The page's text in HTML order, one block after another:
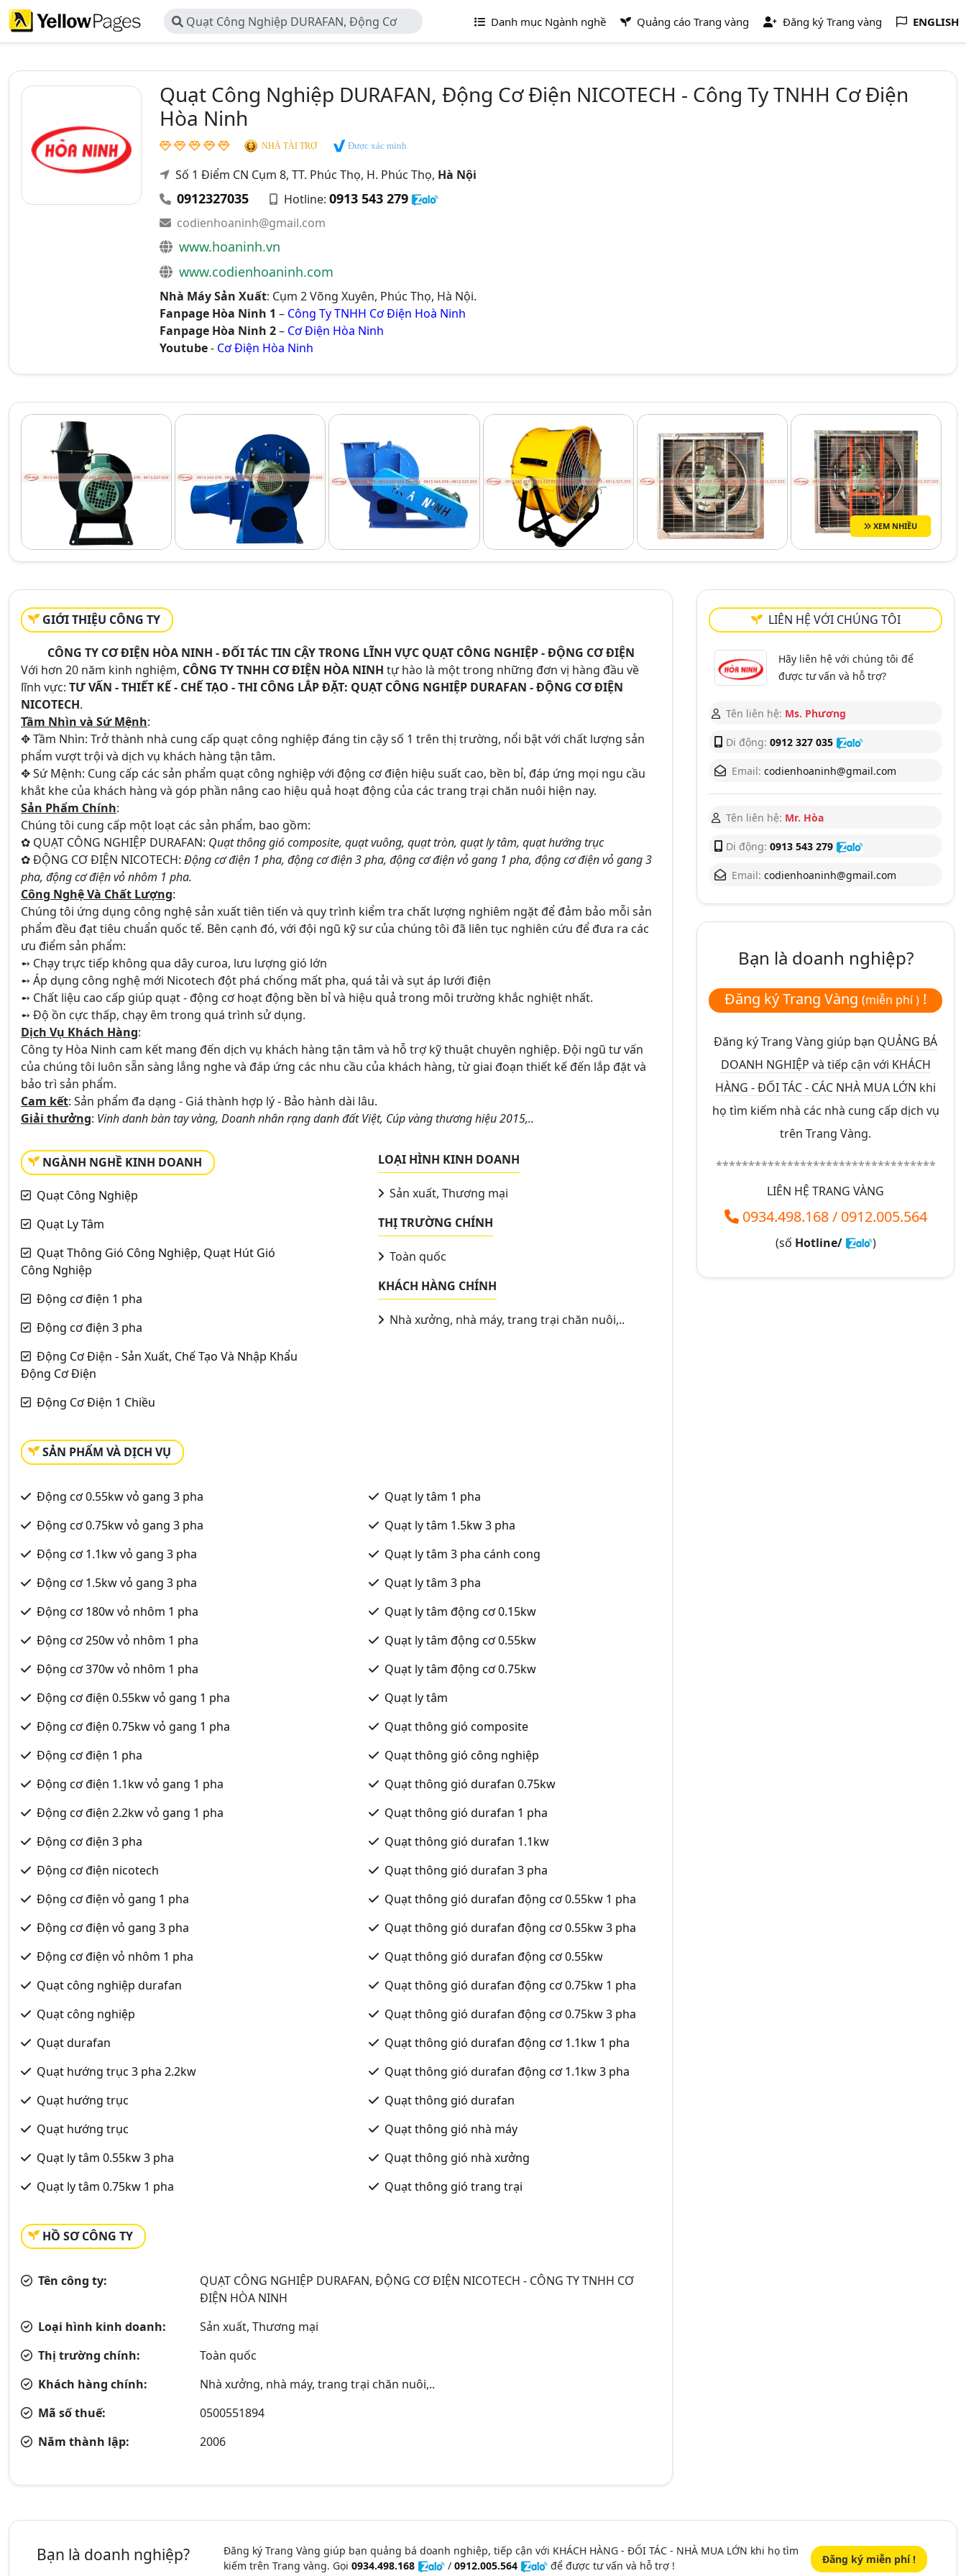
Quạt Công Nghiệp DURAFAN, Động Cơ
Điện NICOTECH - Công Ty TNHH Cơ Điện Hòa
Danh mục Ngành nghề Quảng cáo Trang vàng Đăng ký Trang vàng ENGLISH
Quạt Công Nghiệp DURAFAN, Động Cơ Điện NICOTECH - Công Ty TNHH Cơ Điện
Hòa Ninh
NHÀ TÀI TRỢ Được xác minh
Số 1 Điểm CN Cụm 8, TT. Phúc Thọ, H. Phúc Thọ, Hà Nội
0912327035 Hotline: 0913 543 279
codienhoaninh@gmail.com
www.hoaninh.vn
www.codienhoaninh.com
Nhà Máy Sản Xuất: Cụm 2 Võng Xuyên, Phúc Thọ, Hà Nội.
Fanpage Hòa Ninh 1 – Công Ty TNHH Cơ Điện Hoà Ninh
Fanpage Hòa Ninh 2– Cơ Điện Hòa Ninh
Youtube- Cơ Điện Hòa Ninh
XEM NHIỀU
GIỚI THIỆU CÔNG TY
CÔNG TY CƠ ĐIỆN HÒA NINH - ĐỐI TÁC TIN CẬY TRONG LĨNH VỰC QUẠT CÔNG NGHIỆP - ĐỘNG CƠ ĐIỆN
Với hơn 20 năm kinh nghiệm, CÔNG TY TNHH CƠ ĐIỆN HÒA NINH tự hào là một trong những đơn vị hàng đầu về
lĩnh vực: TƯ VẤN - THIẾT KẾ - CHẾ TẠO - THI CÔNG LẮP ĐẶT: QUẠT CÔNG NGHIỆP DURAFAN - ĐỘNG CƠ ĐIỆN
NICOTECH.
Tầm Nhìn và Sứ Mệnh:
✥ Tầm Nhìn: Trở thành nhà cung cấp quạt công nghiệp đáng tin cậy số 1 trên thị trường, nổi bật với chất lượng sản
phẩm vượt trội và dịch vụ khách hàng tận tâm.
✥ Sứ Mệnh: Cung cấp các sản phẩm quạt công nghiệp với động cơ điện hiệu suất cao, bền bỉ, đáp ứng mọi ngu cầu
khắt khe của khách hàng và góp phần nâng cao hiệu quả hoạt động của các trang trại chăn nuôi hiện nay.
Sản Phẩm Chính:
Chúng tôi cung cấp một loạt các sản phẩm, bao gồm:
✿ QUẠT CÔNG NGHIỆP DURAFAN: Quạt thông gió composite, quạt vuông, quạt tròn, quạt ly tâm, quạt hướng trục
✿ĐỘNG CƠ ĐIỆN NICOTECH: Động cơ điện 1 pha, động cơ điện 3 pha, động cơ điện vỏ gang 1 pha, động cơ điện vỏ gang 3
pha, động cơ điện vỏ nhôm 1 pha.
Công Nghệ Và Chất Lượng:
Chúng tôi ứng dụng công nghệ sản xuất tiên tiến và quy trình kiểm tra chất lượng nghiêm ngặt để đảm bảo mỗi sản
phẩm đều đạt tiêu chuẩn quốc tế. Bên cạnh đó, với đội ngũ kỹ sư của chúng tôi đã liên tục nghiên cứu để đưa ra các
ưu điểm sản phẩm:
➻ Chạy trực tiếp không qua dây curoa, lưu lượng gió lớn
➻ Áp dụng công nghệ mới Nicotech đột phá chống mất pha, quá tải và sụt áp lưới điện
➻ Chất liệu cao cấp giúp quạt - động cơ hoạt động bền bỉ và hiệu quả trong môi trường khắc nghiệt nhất.
➻ Độ ồn cực thấp, chạy êm trong quá trình sử dụng.
Dịch Vụ Khách Hàng:
Công ty Hòa Ninh cam kết mang đến dịch vụ khách hàng tận tâm và hỗ trợ kỹ thuật chuyên nghiệp. Đội ngũ tư vấn
của chúng tôi luôn sẵn sàng lắng nghe và đáp ứng các nhu cầu của khách hàng, từ giai đoạn thiết kế đến lắp đặt và
bảo trì sản phẩm.
Cam kết: Sản phẩm đa dạng - Giá thành hợp lý - Bảo hành dài lâu.
Giải thưởng: Vinh danh bàn tay vàng, Doanh nhân rạng danh đất Việt, Cúp vàng thương hiệu 2015,..
NGÀNH NGHỀ KINH DOANH
Quạt Công Nghiệp
Quạt Ly Tâm
Quạt Thông Gió Công Nghiệp, Quạt Hút Gió
Công Nghiệp
Động cơ điện 1 pha
Động cơ điện 3 pha
Động Cơ Điện - Sản Xuất, Chế Tạo Và Nhập Khẩu
Động Cơ Điện
Động Cơ Điện 1 Chiều
LOẠI HÌNH KINH DOANH
Sản xuất, Thương mại
THỊ TRƯỜNG CHÍNH
Toàn quốc
KHÁCH HÀNG CHÍNH
Nhà xưởng, nhà máy, trang trại chăn nuôi,..
SẢN PHẨM VÀ DỊCH VỤ
Động cơ 0.55kw vỏ gang 3 pha
Động cơ 0.75kw vỏ gang 3 pha
Động cơ 1.1kw vỏ gang 3 pha
Động cơ 1.5kw vỏ gang 3 pha
Động cơ 180w vỏ nhôm 1 pha
Động cơ 250w vỏ nhôm 1 pha
Động cơ 370w vỏ nhôm 1 pha
Động cơ điện 0.55kw vỏ gang 1 pha
Động cơ điện 0.75kw vỏ gang 1 pha
Động cơ điện 1 pha
Động cơ điện 1.1kw vỏ gang 1 pha
Động cơ điện 2.2kw vỏ gang 1 pha
Động cơ điện 3 pha
Động cơ điện nicotech
Động cơ điện vỏ gang 1 pha
Động cơ điện vỏ gang 3 pha
Động cơ điện vỏ nhôm 1 pha
Quạt công nghiệp durafan
Quạt công nghiệp
Quạt durafan
Quạt hướng trục 3 pha 2.2kw
Quạt hướng trục
Quạt hướng trục
Quạt ly tâm 0.55kw 3 pha
Quạt ly tâm 0.75kw 1 pha
Quạt ly tâm 1 pha
Quạt ly tâm 1.5kw 3 pha
Quạt ly tâm 3 pha cánh cong
Quạt ly tâm 3 pha
Quạt ly tâm động cơ 0.15kw
Quạt ly tâm động cơ 0.55kw
Quạt ly tâm động cơ 0.75kw
Quạt ly tâm
Quạt thông gió composite
Quạt thông gió công nghiệp
Quạt thông gió durafan 0.75kw
Quạt thông gió durafan 1 pha
Quạt thông gió durafan 1.1kw
Quạt thông gió durafan 3 pha
Quạt thông gió durafan động cơ 0.55kw 1 pha
Quạt thông gió durafan động cơ 0.55kw 3 pha
Quạt thông gió durafan động cơ 0.55kw
Quạt thông gió durafan động cơ 0.75kw 1 pha
Quạt thông gió durafan động cơ 0.75kw 3 pha
Quạt thông gió durafan động cơ 1.1kw 1 pha
Quạt thông gió durafan động cơ 1.1kw 3 pha
Quạt thông gió durafan
Quạt thông gió nhà máy
Quạt thông gió nhà xưởng
Quạt thông gió trang trại
HỒ SƠ CÔNG TY
Tên công ty:
QUẠT CÔNG NGHIỆP DURAFAN, ĐỘNG CƠ ĐIỆN NICOTECH - CÔNG TY TNHH CƠ
ĐIỆN HÒA NINH
Loại hình kinh doanh:
Sản xuất, Thương mại
Thị trường chính:
Toàn quốc
Khách hàng chính:
Nhà xưởng, nhà máy, trang trại chăn nuôi,..
Mã số thuế:
0500551894
Năm thành lập:
2006
LIÊN HỆ VỚI CHÚNG TÔI
Hãy liên hệ với chúng tôi để
được tư vấn và hỗ trợ?
Tên liên hệ: Ms. Phương
Di động: 0912 327 035
Email: codienhoaninh@gmail.com
Tên liên hệ: Mr. Hòa
Di động: 0913 543 279
Email: codienhoaninh@gmail.com
Bạn là doanh nghiệp?
Đăng ký Trang Vàng (miễn phí ) !
Đăng ký Trang Vàng giúp bạn QUẢNG BÁ
DOANH NGHIỆP và tiếp cận với KHÁCH
HÀNG - ĐỐI TÁC - CÁC NHÀ MUA LỚN khi
họ tìm kiếm nhà các nhà cung cấp dịch vụ
trên Trang Vàng.
**********************************
LIÊN HỆ TRANG VÀNG
0934.498.168/ 0912.005.564
(số Hotline/ )
Bạn là doanh nghiệp?
Đăng ký Trang Vàng giúp bạn quảng bá doanh nghiệp, tiếp cận với KHÁCH HÀNG - ĐỐI TÁC - NHÀ MUA LỚN khi họ tìm
kiếm trên Trang vàng. Gọi 0934.498.168 / 0912.005.564 để được tư vấn và hỗ trợ ! Đăng ký miễn phí !